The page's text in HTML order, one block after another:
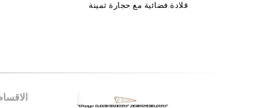
قلادة فضائية مع حجارة ثمينة
مخصصة 18 كارت الذهب المجوهرات